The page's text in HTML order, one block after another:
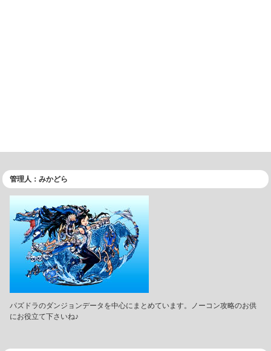
管理人：みかどら
パズドラのダンジョンデータを中心にまとめています。ノーコン攻略のお供
にお役立て下さいね♪